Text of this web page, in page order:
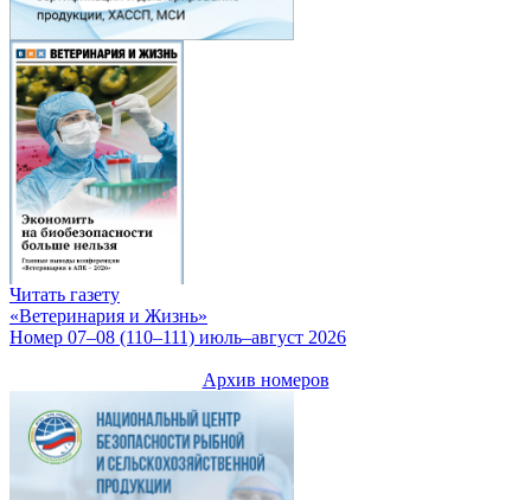
Читать газету
«Ветеринария и Жизнь»
Номер 07–08 (110–111) июль–август 2026
Архив номеров